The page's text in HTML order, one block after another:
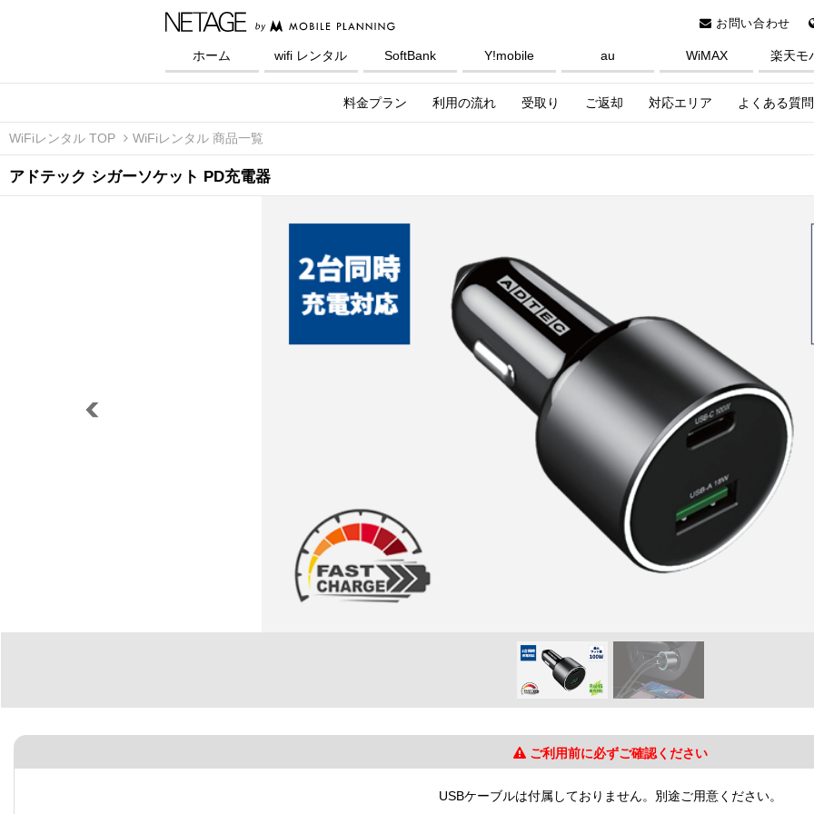
お問い合わせ
ホーム wifi レンタル SoftBank Y!mobile au WiMAX 楽天モ
料金プラン 利用の流れ 受取り ご返却 対応エリア よくある質問
WiFiレンタル TOP WiFiレンタル 商品一覧
アドテック シガーソケット PD充電器
Previous
ご利用前に必ずご確認ください
USBケーブルは付属しておりません。別途ご用意ください。